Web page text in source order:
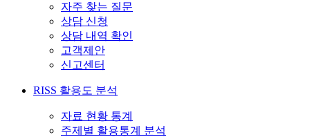
자주 찾는 질문
상담 신청
상담 내역 확인
고객제안
신고센터
RISS 활용도 분석
자료 현황 통계
주제별 활용통계 분석